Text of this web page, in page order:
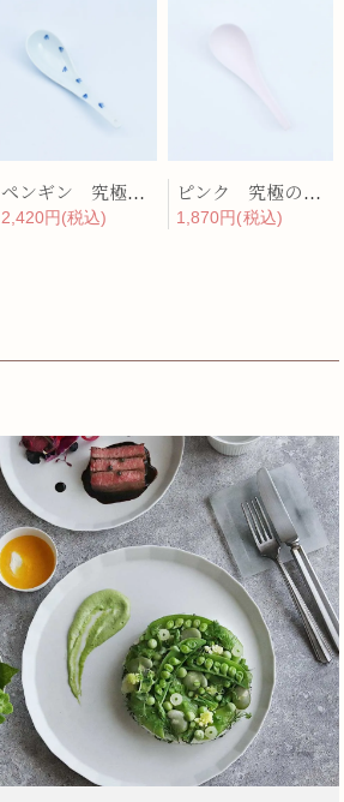
ペンギン 究極のレンゲ
2,420円(税込)
ピンク 究極のレンゲ
1,870円(税込)